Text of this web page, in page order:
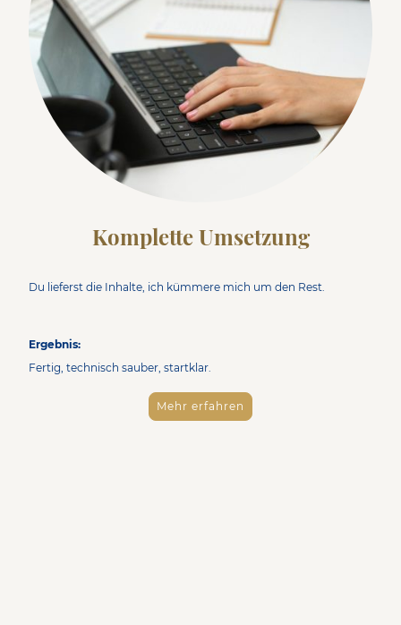
Komplette Umsetzung
Du lieferst die Inhalte, ich kümmere mich um den Rest.
Ergebnis:
Fertig, technisch sauber, startklar.
Mehr erfahren